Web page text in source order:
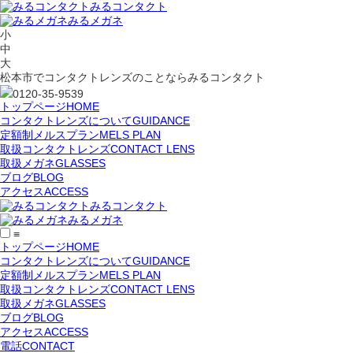
みるコンタクト
みるメガネ
小
中
大
松本市でコンタクトレンズのことならみるコンタクト
0120-35-9539
トップページHOME
コンタクトレンズについてGUIDANCE
定額制メルスプランMELS PLAN
取扱コンタクトレンズCONTACT LENS
取扱メガネGLASSES
ブログBLOG
アクセスACCESS
みるコンタクト
みるメガネ
≡
トップページHOME
コンタクトレンズについてGUIDANCE
定額制メルスプランMELS PLAN
取扱コンタクトレンズCONTACT LENS
取扱メガネGLASSES
ブログBLOG
アクセスACCESS
電話CONTACT